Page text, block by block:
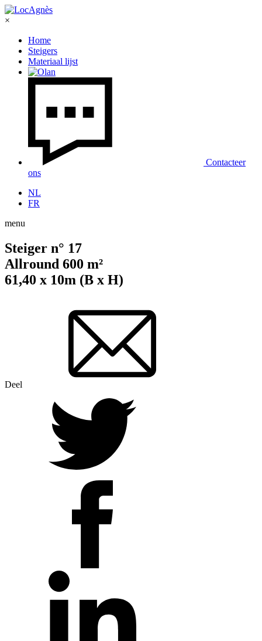
×
Home
Steigers
Materiaal lijst
Contacteer
ons
NL
FR
menu
Steiger n° 17
Allround 600 m²
61,40 x 10m (B x H)
Deel